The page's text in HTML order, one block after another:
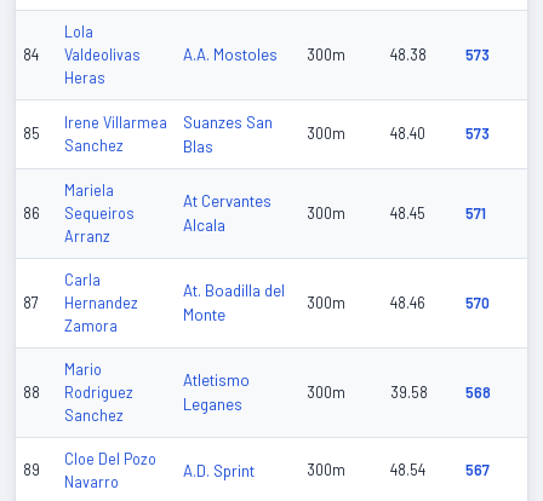
84
Lola
Valdeolivas
Heras
A.A. Mostoles 300m 48.38 573
85
Irene Villarmea
Sanchez
Suanzes San
Blas
300m 48.40 573
86
Mariela
Sequeiros
Arranz
At Cervantes
Alcala
300m 48.45 571
87
Carla
Hernandez
Zamora
At. Boadilla del
Monte
300m 48.46 570
88
Mario
Rodriguez
Sanchez
Atletismo
Leganes
300m 39.58 568
89
Cloe Del Pozo
Navarro
A.D. Sprint 300m 48.54 567